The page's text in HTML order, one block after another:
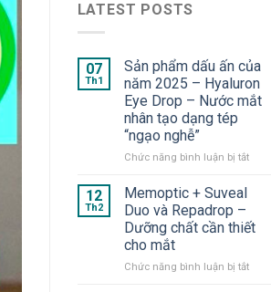
LATEST POSTS
07
Th1
Sản phẩm dấu ấn của
năm 2025 – Hyaluron
Eye Drop – Nước mắt
nhân tạo dạng tép
“ngạo nghễ”
Chức năng bình luận bị tắtở
ấn
của
2025
12
Th2
Memoptic + Suveal
Duo và Repadrop –
Dưỡng chất cần thiết
cho mắt
Chức năng bình luận bị tắtở